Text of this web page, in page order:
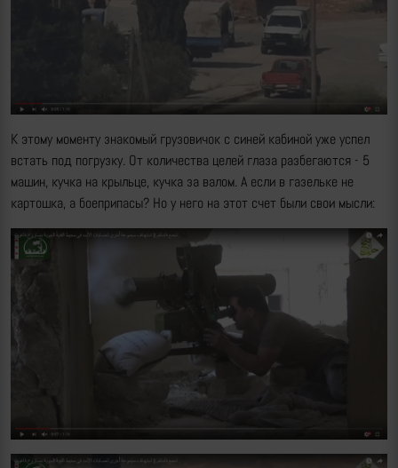
К этому моменту знакомый грузовичок с синей кабиной уже успел
встать под погрузку. От количества целей глаза разбегаются - 5
машин, кучка на крыльце, кучка за валом. А если в газельке не
картошка, а боеприпасы? Но у него на этот счет были свои мысли: